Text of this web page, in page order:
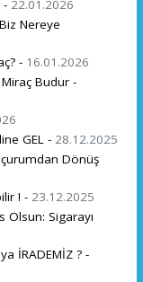
- 22.01.2026
Nereye
- 16.01.2026
Budur -
GEL - 28.12.2025
Dönüş
! - 23.12.2025
Olsun: Sigarayı
İRADEMİZ ? -